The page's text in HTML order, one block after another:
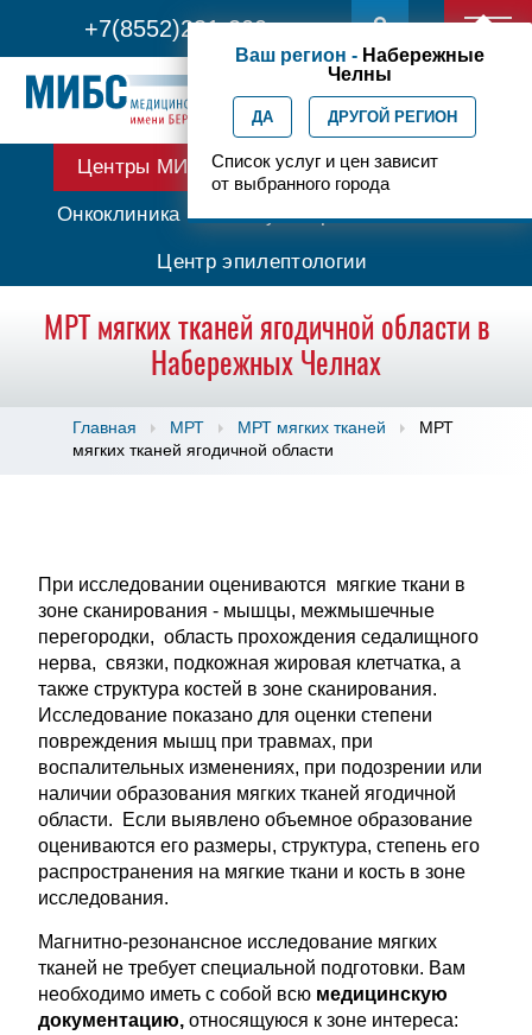
+7(8552)231-200
Ваш регион - Набережные
Челны
ДА ДРУГОЙ РЕГИОН
Список услуг и цен зависит
от выбранного города
Центры МИБС Протонная терапия
Онкоклиника Амбулаторная онкология
Центр эпилептологии
МРТ мягких тканей ягодичной области в
Набережных Челнах
Главная МРТ МРТ мягких тканей
МРТ
мягких тканей ягодичной области
При исследовании оцениваются мягкие ткани в
зоне сканирования - мышцы, межмышечные
перегородки, область прохождения седалищного
нерва, связки, подкожная жировая клетчатка, а
также структура костей в зоне сканирования.
Исследование показано для оценки степени
повреждения мышц при травмах, при
воспалительных изменениях, при подозрении или
наличии образования мягких тканей ягодичной
области. Если выявлено объемное образование
оцениваются его размеры, структура, степень его
распространения на мягкие ткани и кость в зоне
исследования.
Магнитно-резонансное исследование мягких
тканей не требует специальной подготовки. Вам
необходимо иметь с собой всю медицинскую
документацию, относящуюся к зоне интереса: